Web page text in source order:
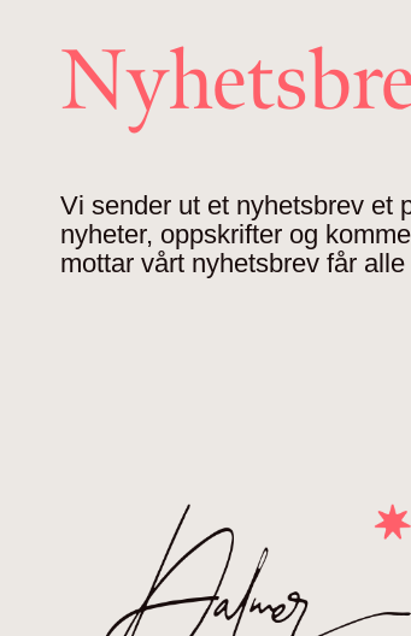
Vi sender ut et nyhetsbrev et
nyheter, oppskrifter og
mottar vårt nyhetsbrev får